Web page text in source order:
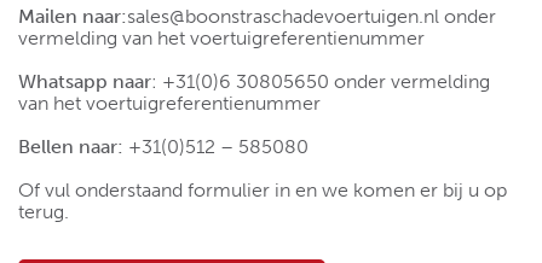
Mailen naar:sales@boonstraschadevoertuigen.nl onder
vermelding van het voertuigreferentienummer
Whatsapp naar: +31(0)6 30805650 onder vermelding
van het voertuigreferentienummer
Bellen naar: +31(0)512 – 585080
Of vul onderstaand formulier in en we komen er bij u op
terug.